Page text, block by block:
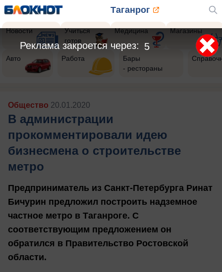
Таганрог
Новости
Учиться
готов
Медицина Магазины
Авто Работа
Бары
- рестораны
Общество 20.01.2020
В администрации
прокомментировали идею
бизнесмена о строительстве
метро
Предприниматель из Санкт-Петербурга Ринат
Бичурин предложил построить надземное
частное метро в Таганроге. С
соответствующим предложением он
обратился в Правительство Ростовской
области.
3
Реклама закроется через: